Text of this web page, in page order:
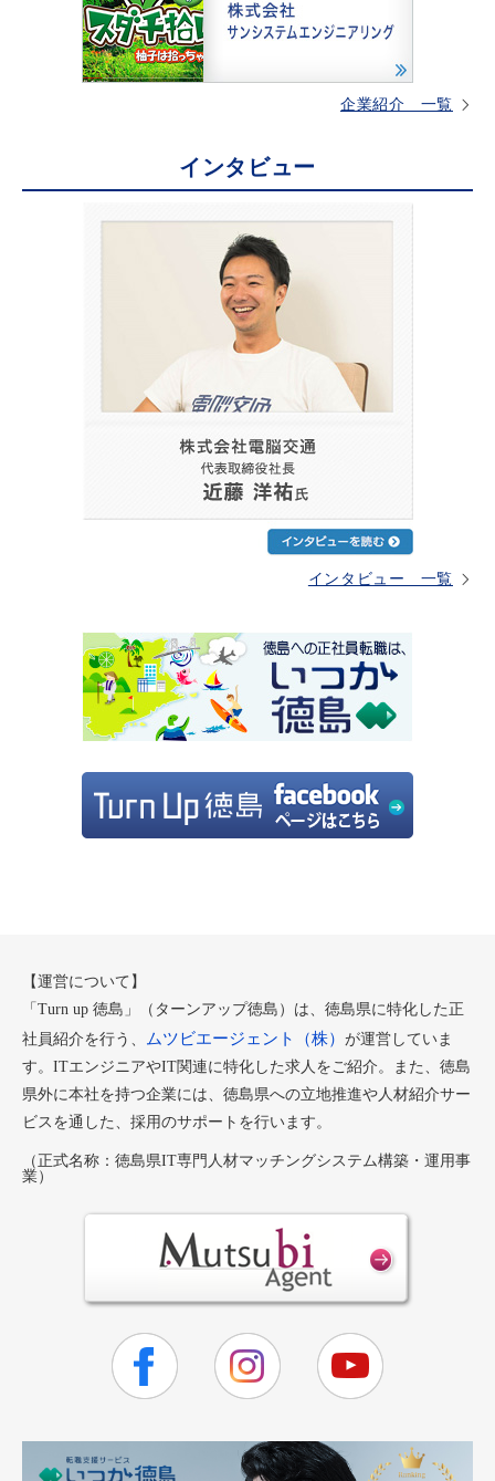
企業紹介 一覧
インタビュー
インタビュー 一覧
【運営について】
「Turn up 徳島」（ターンアップ徳島）は、徳島県に特化した正
社員紹介を行う、
ムツビエージェント（株） が運営していま
す。ITエンジニアやIT関連に特化した求人をご紹介。また、徳島
県外に本社を持つ企業には、徳島県への立地推進や人材紹介サー
ビスを通した、採用のサポートを行います。
（正式名称：徳島県IT専門人材マッチングシステム構築・運用事
業）